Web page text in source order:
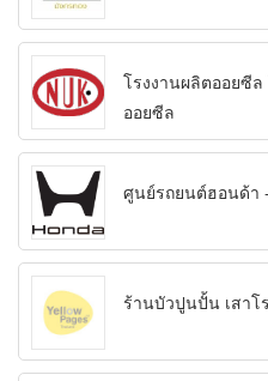
โรงงานผลิตออยซีล
ออยซีล
ศูนย์รถยนต์ฮอนด้า
ร้านบัวปูนปั้น เสา